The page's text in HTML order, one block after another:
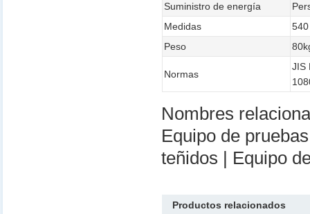
Suministro de energía
Medidas
Peso
Normas
JIS
Nombres
Equipo de
teñidos | Equipo
Productos relacionados